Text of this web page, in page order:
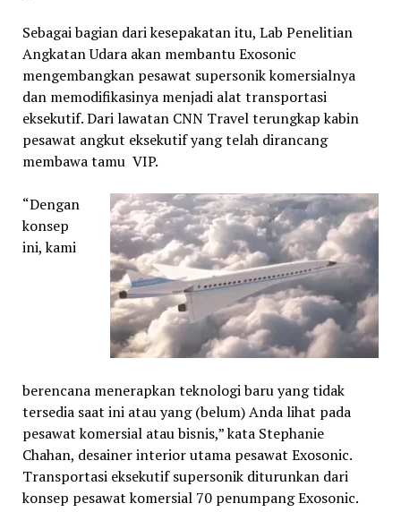
Sebagai bagian dari kesepakatan itu, Lab Penelitian
Angkatan Udara akan membantu Exosonic
mengembangkan pesawat supersonik komersialnya
dan memodifikasinya menjadi alat transportasi
eksekutif. Dari lawatan CNN Travel terungkap kabin
pesawat angkut eksekutif yang telah dirancang
membawa tamu VIP.
“Dengan
konsep
ini, kami
berencana menerapkan teknologi baru yang tidak
tersedia saat ini atau yang (belum) Anda lihat pada
pesawat komersial atau bisnis,” kata Stephanie
Chahan, desainer interior utama pesawat Exosonic.
Transportasi eksekutif supersonik diturunkan dari
konsep pesawat komersial 70 penumpang Exosonic.